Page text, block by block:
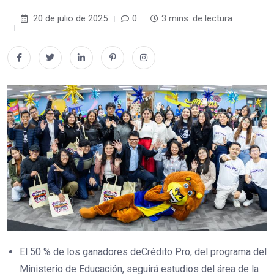
20 de julio de 2025 0 3 mins. de lectura
El 50 % de los ganadores deCrédito Pro, del programa del
Ministerio de Educación, seguirá estudios del área de la